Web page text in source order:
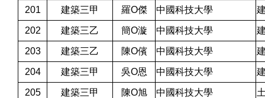
201 建築三甲 羅O傑 中國科技大學
202 建築三乙 簡O漩 中國科技大學
203 建築三乙 陳O儐 中國科技大學
204 建築三甲 吳O恩 中國科技大學
205 建築三甲 陳O旭 中國科技大學